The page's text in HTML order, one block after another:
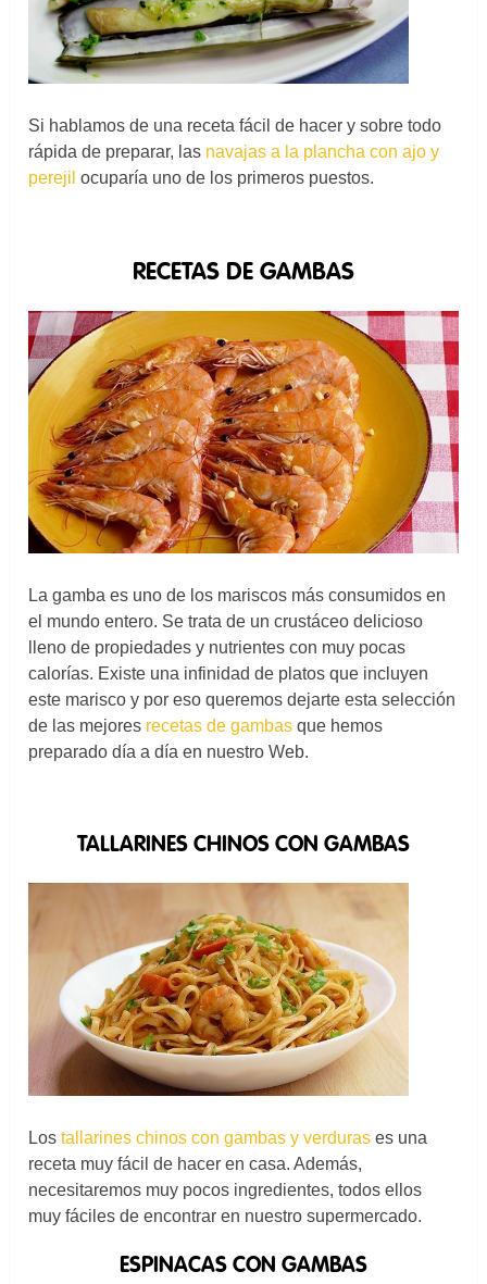
Si hablamos de una receta fácil de hacer y sobre todo
rápida de preparar, las navajas a la plancha con ajo y
perejil ocuparía uno de los primeros puestos.
RECETAS DE GAMBAS
La gamba es uno de los mariscos más consumidos en
el mundo entero. Se trata de un crustáceo delicioso
lleno de propiedades y nutrientes con muy pocas
calorías. Existe una infinidad de platos que incluyen
este marisco y por eso queremos dejarte esta selección
de las mejores recetas de gambas que hemos
preparado día a día en nuestro Web.
TALLARINES CHINOS CON GAMBAS
Lostallarines chinos con gambas y verduras es una
receta muy fácil de hacer en casa. Además,
necesitaremos muy pocos ingredientes, todos ellos
muy fáciles de encontrar en nuestro supermercado.
ESPINACAS CON GAMBAS